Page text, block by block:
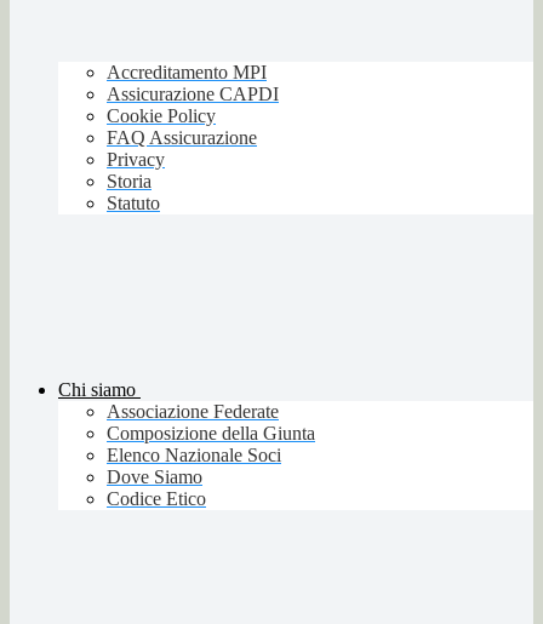
Accreditamento MPI
Assicurazione CAPDI
Cookie Policy
FAQ Assicurazione
Privacy
Storia
Statuto
Chi siamo
Associazione Federate
Composizione della Giunta
Elenco Nazionale Soci
Dove Siamo
Codice Etico